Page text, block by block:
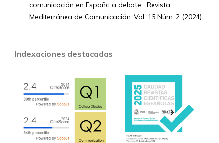
comunicación en España a debate , Revista
Mediterránea de Comunicación: Vol. 15 Núm. 2 (2024)
Indexaciones destacadas